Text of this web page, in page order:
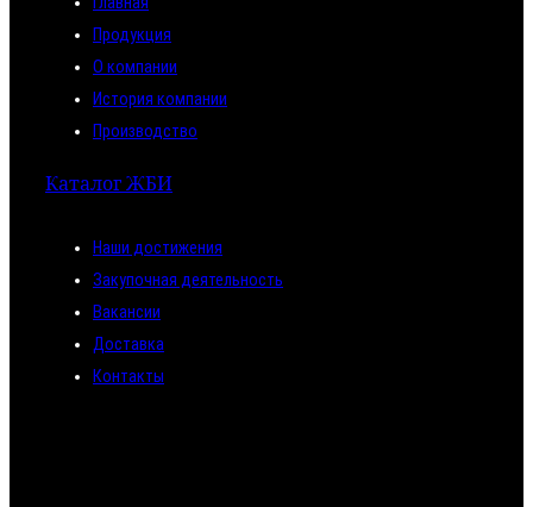
Продукция
О компании
История компании
Производство
Каталог ЖБИ
Наши достижения
Закупочная деятельность
Вакансии
Доставка
Контакты